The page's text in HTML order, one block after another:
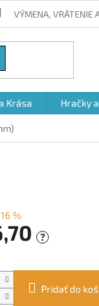
VÝMENA, VRÁTENIE
Krása Hračky
%
?
Pridať do